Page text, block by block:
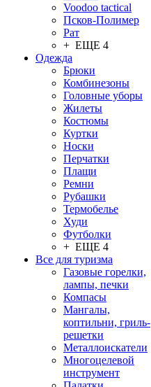
Voodoo tactical
Псков-Полимер
Рат
+ ЕЩЕ 4
Одежда
Брюки
Комбинезоны
Головные уборы
Жилеты
Костюмы
Куртки
Носки
Перчатки
Плащи
Ремни
Рубашки
Термобелье
Худи
Футболки
+ ЕЩЕ 4
Все для туризма
Газовые горелки,
лампы, печки
Компасы
Мангалы,
коптильни, гриль-
решетки
Металлоискатели
Многоцелевой
инструмент